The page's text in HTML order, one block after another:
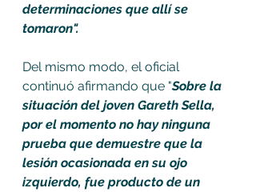
determinaciones que allí se
tomaron".
Del mismo modo, el oficial
continuó afirmando que "Sobre la
situación del joven Gareth Sella,
por el momento no hay ninguna
prueba que demuestre que la
lesión ocasionada en su ojo
izquierdo, fue producto de un